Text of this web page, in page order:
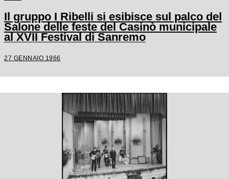
Il gruppo I Ribelli si esibisce sul palco del
Salone delle feste del Casinò municipale
al XVII Festival di Sanremo
27 GENNAIO 1966